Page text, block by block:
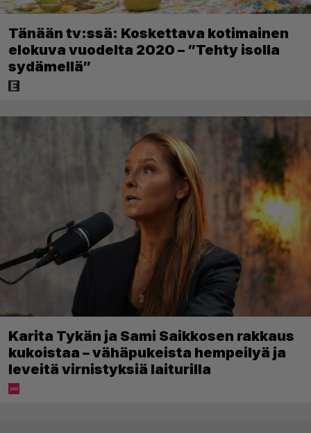
Tänään tv:ssä: Koskettava kotimainen
elokuva vuodelta 2020 – ”Tehty isolla
sydämellä”
Karita Tykän ja Sami Saikkosen rakkaus
kukoistaa – vähäpukeista hempeilyä ja
leveitä virnistyksiä laiturilla